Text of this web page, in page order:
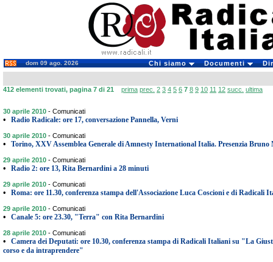
dom 09 ago. 2026 Chi siamo Documenti
412 elementi trovati, pagina 7 di 21 prima prec. 2 3 4 5 6 7 8 9 10 11 12 succ. ultima
30 aprile 2010 - Comunicati
• Radio Radicale: ore 17, conversazione Pannella, Verni
30 aprile 2010 - Comunicati
• Torino, XXV Assemblea Generale di Amnesty International Italia. Presenzia Bruno
29 aprile 2010 - Comunicati
• Radio 2: ore 13, Rita Bernardini a 28 minuti
29 aprile 2010 - Comunicati
• Roma: ore 11.30, conferenza stampa dell'Associazione Luca Coscioni e di Radicali
29 aprile 2010 - Comunicati
• Canale 5: ore 23.30, "Terra" con Rita Bernardini
28 aprile 2010 - Comunicati
•
Camera dei Deputati: ore 10.30, conferenza stampa di Radicali Italiani su "La
corso e da intraprendere"